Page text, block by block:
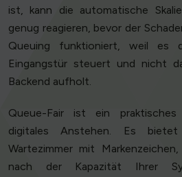
ist, kann die automatische
genug reagieren, bevor der
Queuing funktioniert, weil es
Eingangstür steuert und nicht
Backend aufholt.
Queue-Fair ist ein
digitales Anstehen. Es
Wartezimmer mit
nach der Kapazität Ihrer